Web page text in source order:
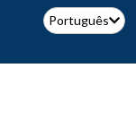
Português